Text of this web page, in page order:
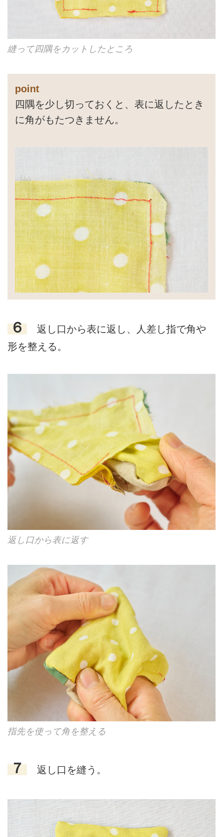
縫って四隅をカットしたところ
point
四隅を少し切っておくと、表に返したとき
に角がもたつきません。
６
返し口から表に返し、人差し指で角や
形を整える。
返し口から表に返す
指先を使って角を整える
７ 返し口を縫う。